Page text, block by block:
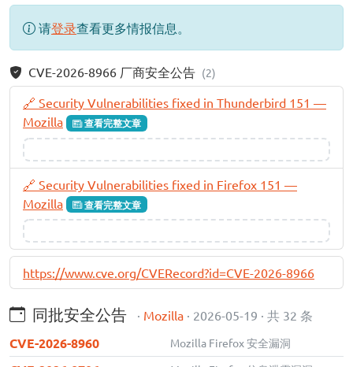
请登录查看更多情报信息。
CVE-2026-8966 厂商安全公告 (2)
🔗 Security Vulnerabilities fixed in Thunderbird 151 —
Mozilla
查看完整文章
🔗 Security Vulnerabilities fixed in Firefox 151 —
Mozilla
查看完整文章
https://www.cve.org/CVERecord?id=CVE-2026-8966
同批安全公告 · Mozilla · 2026-05-19 · 共 32 条
CVE-2026-8960 Mozilla Firefox 安全漏洞